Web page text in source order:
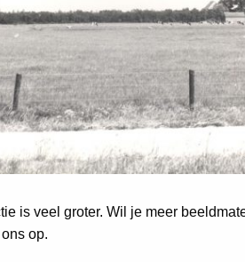
is veel groter. Wil je meer
op.